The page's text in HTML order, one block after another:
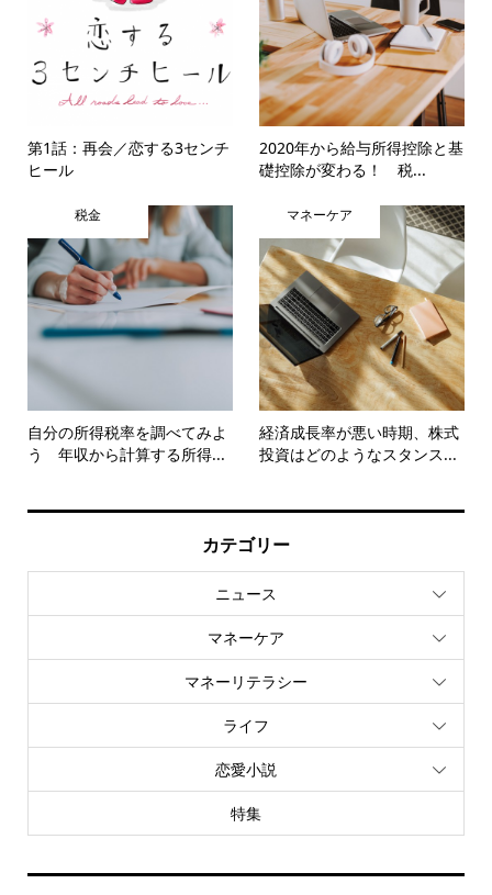
第1話：再会／恋する3センチ
ヒール
2020年から給与所得控除と基
礎控除が変わる！ 税...
税金
自分の所得税率を調べてみよ
う 年収から計算する所得...
マネーケア
経済成長率が悪い時期、株式
投資はどのようなスタンス...
カテゴリー
ニュース
マネーケア
マネーリテラシー
ライフ
恋愛小説
特集